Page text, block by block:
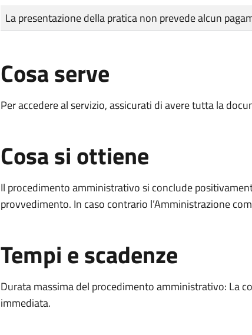
Tipo di pagamento
Importo
La presentazione della pratica non prevede alcun
Cosa serve
Per accedere al servizio, assicurati di avere tutta la
Cosa si ottiene
Il procedimento amministrativo si conclude
provvedimento. In caso contrario l’Amministrazione
Tempi e scadenze
Durata massima del procedimento amministrativo: La
immediata.